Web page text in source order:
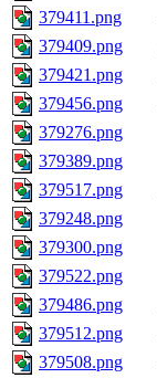
379411.png
379409.png
379421.png
379456.png
379276.png
379389.png
379517.png
379248.png
379300.png
379522.png
379486.png
379512.png
379508.png